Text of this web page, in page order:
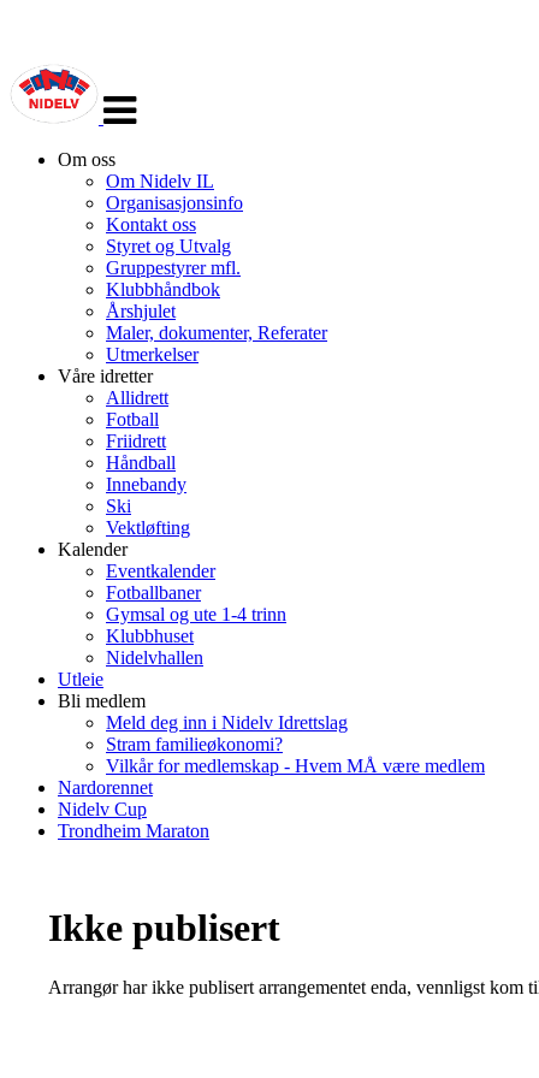
navigasjon
Om oss
Om Nidelv IL
Organisasjonsinfo
Kontakt oss
Styret og Utvalg
Gruppestyrer mfl.
Klubbhåndbok
Årshjulet
Maler, dokumenter, Referater
Utmerkelser
Våre idretter
Allidrett
Fotball
Friidrett
Håndball
Innebandy
Ski
Vektløfting
Kalender
Eventkalender
Fotballbaner
Gymsal og ute 1-4 trinn
Klubbhuset
Nidelvhallen
Utleie
Bli medlem
Meld deg inn i Nidelv Idrettslag
Stram familieøkonomi?
Vilkår for medlemskap - Hvem MÅ være medlem
Nardorennet
Nidelv Cup
Trondheim Maraton
Ikke publisert
Arrangør har ikke publisert arrangementet enda, vennligst kom